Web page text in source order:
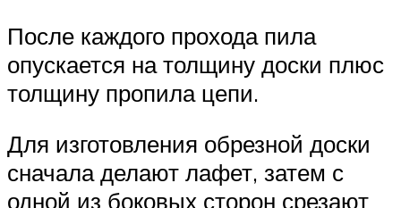
После каждого прохода пила
опускается на толщину доски плюс
толщину пропила цепи.
Для изготовления обрезной доски
сначала делают лафет, затем с
одной из боковых сторон срезают